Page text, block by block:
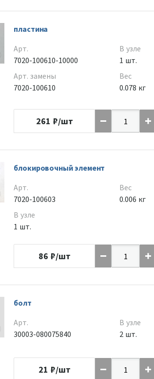
пластина
Арт.
7020-100610-10000
Арт. замены
7020-100610
В узле
1 шт.
Вес
0.078 кг
261 ₽/шт
блокировочный элемент
Арт.
7020-100603
В узле
1 шт.
Вес
0.006 кг
86 ₽/шт
болт
Арт.
30003-080075840
В узле
2 шт.
21 ₽/шт